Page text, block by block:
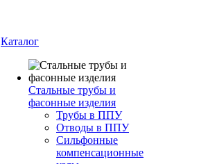
Каталог
Стальные трубы и
фасонные изделия
Трубы в ППУ
Отводы в ППУ
Сильфонные
компенсационные